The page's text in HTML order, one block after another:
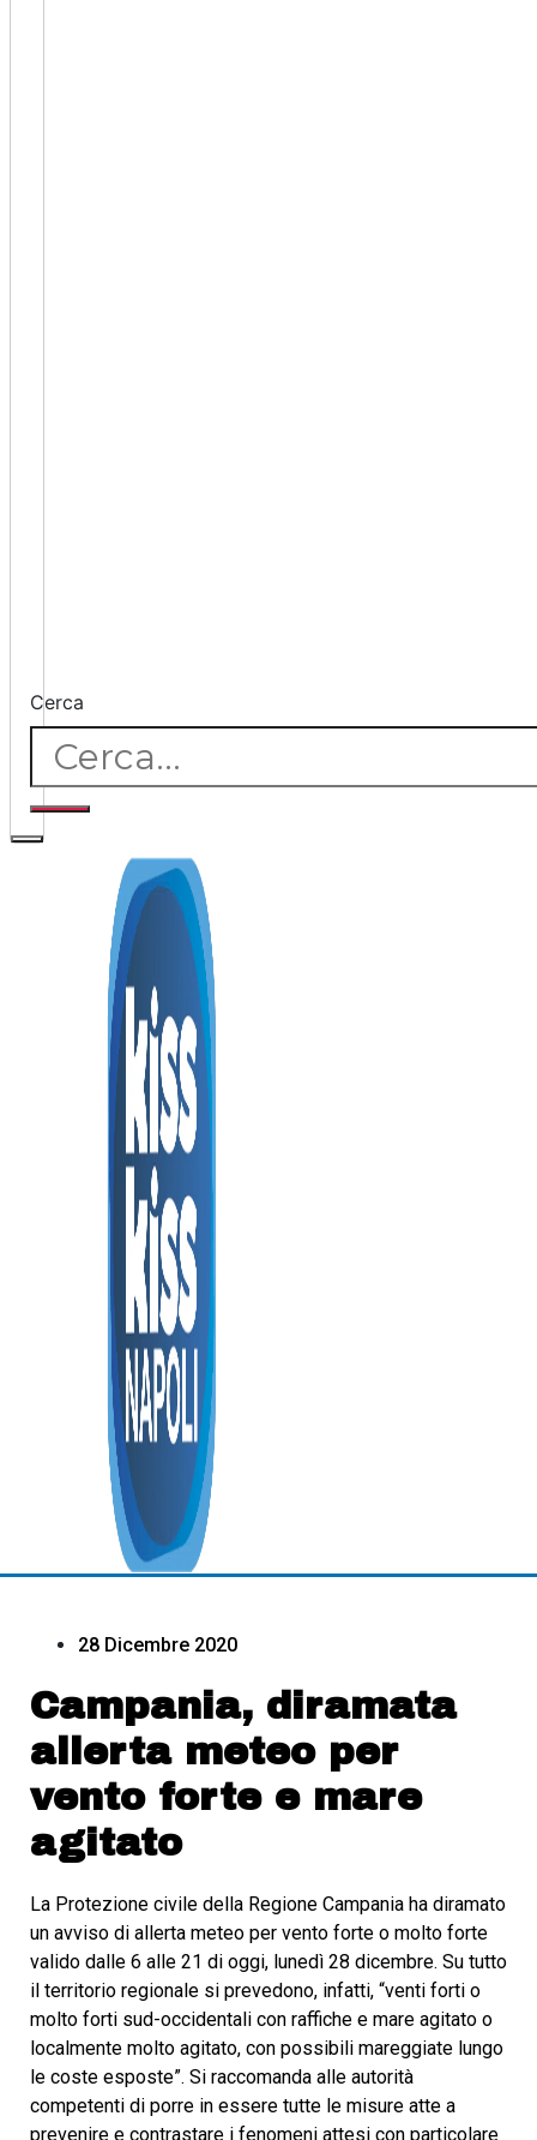
Cerca
28 Dicembre 2020
Campania, diramata
allerta meteo per
vento forte e mare
agitato
La Protezione civile della Regione Campania ha diramato
un avviso di allerta meteo per vento forte o molto forte
valido dalle 6 alle 21 di oggi, lunedì 28 dicembre. Su tutto
il territorio regionale si prevedono, infatti, “venti forti o
molto forti sud-occidentali con raffiche e mare agitato o
localmente molto agitato, con possibili mareggiate lungo
le coste esposte”. Si raccomanda alle autorità
competenti di porre in essere tutte le misure atte a
prevenire e contrastare i fenomeni attesi con particolare